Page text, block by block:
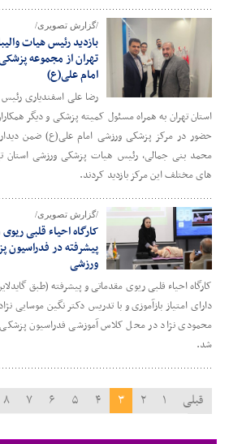
/گزارش تصویری/
بازدید رئیس هیات
تهران از مجموعه
امام علی(ع)
رضا علی اسفندیاری
استان تهران به همراه مسئول کمیته پزشکی و دیگر
حضور در مرکز پزشکی ورزشی امام علی(ع) ضمن
محمد بنی جمالی، رئیس هیات پزشکی ورزشی استان
های مختلف این مرکز بازدید کردند.
/گزارش تصویری/
کارگاه احیاء قلبی
پیشرفته در فدراسیون
ورزشی
دارای امتیاز بازآموزی و با تدریس دکتر نگین موسایی
محمودی نژاد در محل کلاس آموزشی فدراسیون پزشکی
شد.
قبلی ۱ ۲ ۳ ۴ ۵ ۶ ۷ ۸